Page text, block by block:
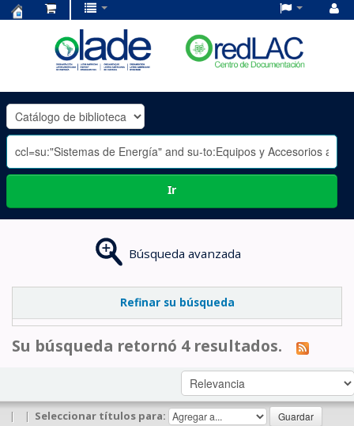
OLADE
-
Ir
Búsqueda avanzada
Refinar su búsqueda
Su búsqueda retornó 4 resultados.
| | Seleccionar títulos para: